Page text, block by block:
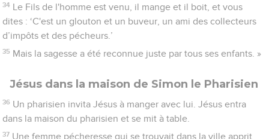
34 Le Fils de l'homme est venu, il mange et il boit, et vous
dites : ‘C'est un glouton et un buveur, un ami des collecteurs
d’impôts et des pécheurs.’
35 Mais la sagesse a été reconnue juste par tous ses enfants. »
Jésus dans la maison de Simon le Pharisien
36 Un pharisien invita Jésus à manger avec lui. Jésus entra
dans la maison du pharisien et se mit à table.
37 Une femme pécheresse qui se trouvait dans la ville apprit